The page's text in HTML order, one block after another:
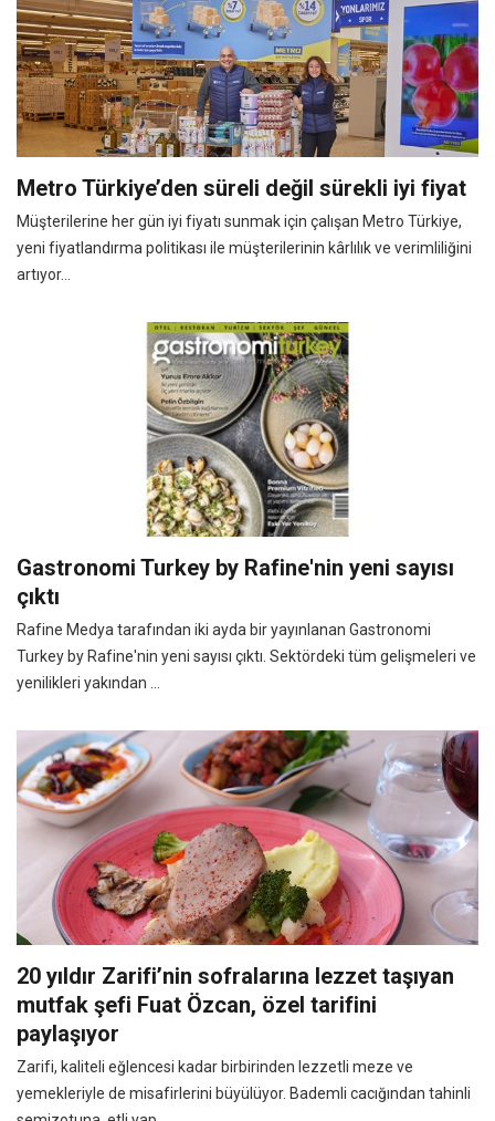
Metro Türkiye’den süreli değil sürekli iyi fiyat
Müşterilerine her gün iyi fiyatı sunmak için çalışan Metro Türkiye,
yeni fiyatlandırma politikası ile müşterilerinin kârlılık ve verimliliğini
artıyor...
Gastronomi Turkey by Rafine'nin yeni sayısı
çıktı
Rafine Medya tarafından iki ayda bir yayınlanan Gastronomi
Turkey by Rafine'nin yeni sayısı çıktı. Sektördeki tüm gelişmeleri ve
yenilikleri yakından ...
20 yıldır Zarifi’nin sofralarına lezzet taşıyan
mutfak şefi Fuat Özcan, özel tarifini
paylaşıyor
Zarifi, kaliteli eğlencesi kadar birbirinden lezzetli meze ve
yemekleriyle de misafirlerini büyülüyor. Bademli cacığından tahinli